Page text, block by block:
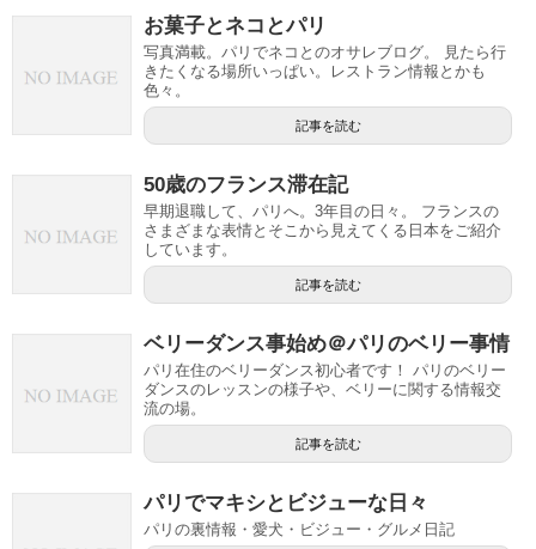
お菓子とネコとパリ
写真満載。パリでネコとのオサレブログ。 見たら行
きたくなる場所いっぱい。レストラン情報とかも
色々。
記事を読む
50歳のフランス滞在記
早期退職して、パリへ。3年目の日々。 フランスの
さまざまな表情とそこから見えてくる日本をご紹介
しています。
記事を読む
ベリーダンス事始め＠パリのベリー事情
パリ在住のベリーダンス初心者です！ パリのベリー
ダンスのレッスンの様子や、ベリーに関する情報交
流の場。
記事を読む
パリでマキシとビジューな日々
パリの裏情報・愛犬・ビジュー・グルメ日記